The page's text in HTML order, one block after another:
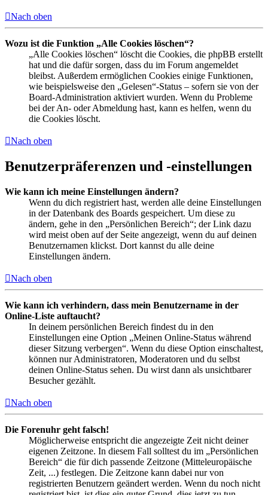
Nach oben
Wozu ist die Funktion „Alle Cookies löschen“?
„Alle Cookies löschen“ löscht die Cookies, die phpBB erstellt
hat und die dafür sorgen, dass du im Forum angemeldet
bleibst. Außerdem ermöglichen Cookies einige Funktionen,
wie beispielsweise den „Gelesen“-Status – sofern sie von der
Board-Administration aktiviert wurden. Wenn du Probleme
bei der An- oder Abmeldung hast, kann es helfen, wenn du
die Cookies löscht.
Nach oben
Benutzerpräferenzen und -einstellungen
Wie kann ich meine Einstellungen ändern?
Wenn du dich registriert hast, werden alle deine Einstellungen
in der Datenbank des Boards gespeichert. Um diese zu
ändern, gehe in den „Persönlichen Bereich“; der Link dazu
wird meist oben auf der Seite angezeigt, wenn du auf deinen
Benutzernamen klickst. Dort kannst du alle deine
Einstellungen ändern.
Nach oben
Wie kann ich verhindern, dass mein Benutzername in der
Online-Liste auftaucht?
In deinem persönlichen Bereich findest du in den
Einstellungen eine Option „Meinen Online-Status während
dieser Sitzung verbergen“. Wenn du diese Option einschaltest,
können nur Administratoren, Moderatoren und du selbst
deinen Online-Status sehen. Du wirst dann als unsichtbarer
Besucher gezählt.
Nach oben
Die Forenuhr geht falsch!
Möglicherweise entspricht die angezeigte Zeit nicht deiner
eigenen Zeitzone. In diesem Fall solltest du im „Persönlichen
Bereich“ die für dich passende Zeitzone (Mitteleuropäische
Zeit, ...) festlegen. Die Zeitzone kann dabei nur von
registrierten Benutzern geändert werden. Wenn du noch nicht